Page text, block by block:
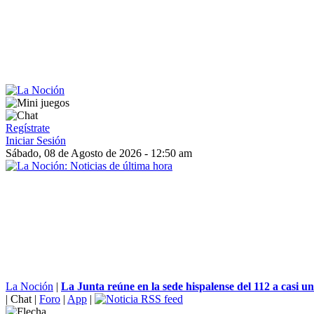
Regístrate
Iniciar Sesión
Sábado, 08 de Agosto de 2026 - 12:50 am
La Noción | La Junta reúne en la sede hispalense del 112 a casi
| Chat | Foro | App |